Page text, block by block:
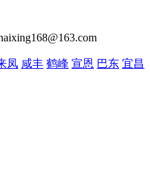
凤 咸丰 鹤峰 宣恩 巴东 宜昌